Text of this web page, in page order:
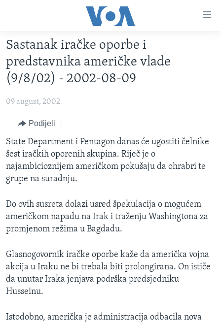
glavni
sadržaj
Pređi
na
glavnu
navigaciju
pretragu
VIDEO
FOTOGRAFIJE DANA
VIJESTI
SJEDINJENE AMERIČKE DRŽAVE
BOSNA I HERCEGOVINA
SVIJET
NAUKA I TEHNOLOGIJA
SPECIJALNI PROJEKTI
KORUPCIJA
SLOBODA MEDIJA
IZBJEGLIČKA STRANA
MAGAZIN
O GLASU AMERIKE
Learning English
Sastanak iračke oporbe i
predstavnika američke vlade
(9/8/02) - 2002-08-09
09 august, 2002
Podijeli
State Department i Pentagon danas će ugostiti čelnike
šest iračkih oporenih skupina. Riječ je o
najambicioznijem američkom pokušaju da ohrabri te
grupe na suradnju.
Do ovih susreta dolazi usred špekulacija o mogućem
američkom napadu na Irak i traženju Washingtona za
promjenom režima u Bagdadu.
Glasnogovornik iračke oporbe kaže da američka vojna
akcija u Iraku ne bi trebala biti prolongirana. On ističe
da unutar Iraka jenjava podrška predsjedniku
Husseinu.
Istodobno, američka je administracija odbacila nova